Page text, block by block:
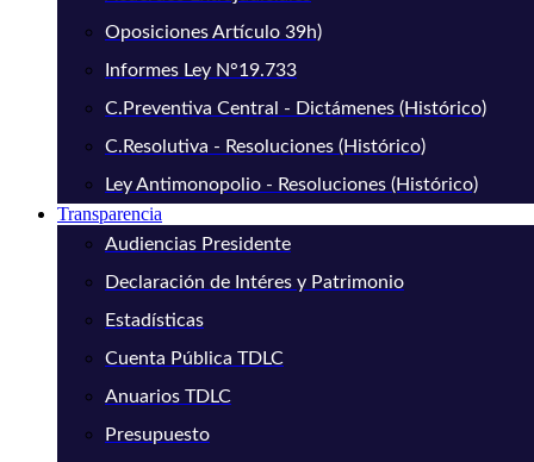
Oposiciones Artículo 39h)
Informes Ley N°19.733
C.Preventiva Central - Dictámenes (Histórico)
C.Resolutiva - Resoluciones (Histórico)
Ley Antimonopolio - Resoluciones (Histórico)
Transparencia
Audiencias Presidente
Declaración de Intéres y Patrimonio
Estadísticas
Cuenta Pública TDLC
Anuarios TDLC
Presupuesto